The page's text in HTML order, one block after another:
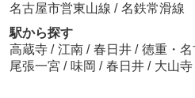
名古屋市営東山線 / 名鉄常滑線
駅から探す
高蔵寺 / 江南 / 春日井 / 徳重・
尾張一宮 / 味岡 / 春日井 / 大山寺